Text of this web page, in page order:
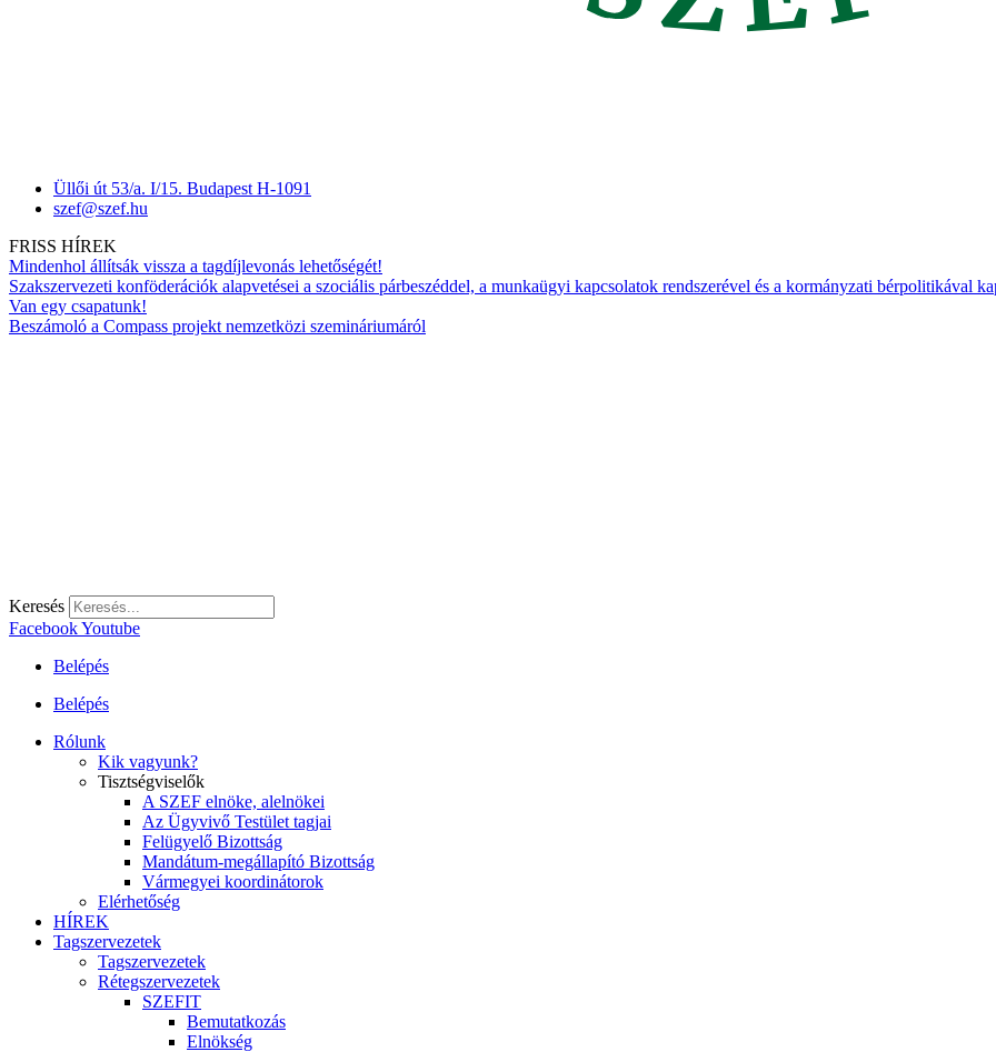
Üllői út 53/a. I/15. Budapest H-1091
szef@szef.hu
FRISS HÍREK
Mindenhol állítsák vissza a tagdíjlevonás lehetőségét!
Szakszervezeti konföderációk alapvetései a szociális párbeszéddel, a munkaügyi kapcsolatok rendszerével és a kormányzati bérpolitikával
Van egy csapatunk!
Beszámoló a Compass projekt nemzetközi szemináriumáról
Keresés
FacebookYoutube
Belépés
Belépés
Rólunk
Kik vagyunk?
Tisztségviselők
A SZEF elnöke, alelnökei
Az Ügyvivő Testület tagjai
Felügyelő Bizottság
Mandátum-megállapító Bizottság
Vármegyei koordinátorok
Elérhetőség
HÍREK
Tagszervezetek
Tagszervezetek
Rétegszervezetek
SZEFIT
Bemutatkozás
Elnökség